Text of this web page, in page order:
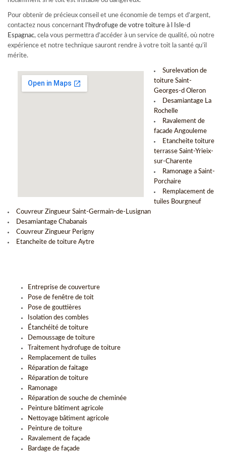
Pour obtenir de précieux conseil et une économie de temps et d’argent,
contactez nous concernant l’ hydrofuge de votre toiture à l Isle-d
Espagnac, cela vous permettra d’accéder à un service de qualité, où notre
expérience et notre technique sauront rendre à votre toit la santé qu’il
mérite.
Surelevation de
toiture Saint-
Georges-d Oleron
Desamiantage La
Rochelle
Ravalement de
facade Angouleme
Etancheite toiture
terrasse Saint-Yrieix-
sur-Charente
Ramonage a Saint-
Porchaire
Remplacement de
tuiles Bourgneuf
Couvreur Zingueur Saint-Germain-de-Lusignan
Desamiantage Chabanais
Couvreur Zingueur Perigny
Etancheite de toiture Aytre
Entreprise de couverture
Pose de fenêtre de toit
Pose de gouttières
Isolation des combles
Étanchéité de toiture
Demoussage de toiture
Traitement hydrofuge de toiture
Remplacement de tuiles
Réparation de faitage
Réparation de toiture
Ramonage
Réparation de souche de cheminée
Peinture bâtiment agricole
Nettoyage bâtiment agricole
Peinture de toiture
Ravalement de façade
Bardage de façade